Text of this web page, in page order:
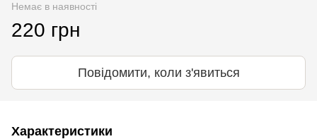
Немає в наявності
220 грн
Повідомити, коли з'явиться
Характеристики